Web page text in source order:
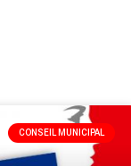
CONSEIL MUNICIPAL